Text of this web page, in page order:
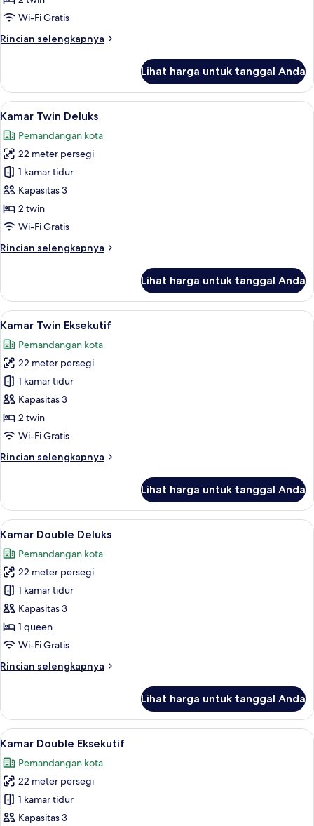
Panda
Executive
Wi-Fi Gratis
Rincian selengkapnya
Rincian
Panda
Executive
Twin
Lihat harga untuk tanggal Anda
Lihat
semua
foto
untuk
Kamar
Twin
Deluks
Kamar Twin Deluks | Brankas, meja
4
Kamar Twin Deluks
Pemandangan kota
22 meter persegi
1 kamar tidur
Kapasitas 3
2 twin
Wi-Fi Gratis
Rincian selengkapnya
Rincian
Kamar
Twin
Deluks
Lihat harga untuk tanggal Anda
Lihat
semua
foto
untuk
Kamar
Twin
Eksekutif
Kamar Twin Eksekutif | Brankas,
2
Kamar Twin Eksekutif
Pemandangan kota
22 meter persegi
1 kamar tidur
Kapasitas 3
2 twin
Wi-Fi Gratis
Rincian selengkapnya
Rincian
Kamar
Twin
Eksekutif
Lihat harga untuk tanggal Anda
Lihat
semua
foto
untuk
Kamar
Double
Deluks
Kamar Double Deluks | Brankas,
4
Kamar Double Deluks
Pemandangan kota
22 meter persegi
1 kamar tidur
Kapasitas 3
1 queen
Wi-Fi Gratis
Rincian selengkapnya
Rincian
Kamar
Double
Deluks
Lihat harga untuk tanggal Anda
Lihat
semua
foto
untuk
Kamar
Double
Kamar Double Eksekutif | Brankas,
4
Kamar Double Eksekutif
Pemandangan kota
22 meter persegi
1 kamar tidur
Kapasitas 3